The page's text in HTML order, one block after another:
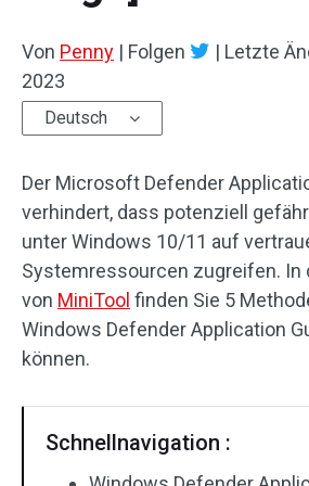
Von Penny | Folgen | Letzte
2023
Deutsch
Der Microsoft Defender
verhindert, dass potenziell
unter Windows 10/11 auf
Systemressourcen zugreifen. In
von MiniTool finden Sie 5
Windows Defender Application
können.
Schnellnavigation :